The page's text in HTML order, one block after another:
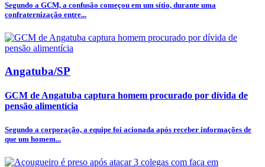
Segundo a GCM, a confusão começou em um sítio, durante uma
confraternização entre...
Angatuba/SP
GCM de Angatuba captura homem procurado por dívida de
pensão alimentícia
Segundo a corporação, a equipe foi acionada após receber informações de
que um homem...